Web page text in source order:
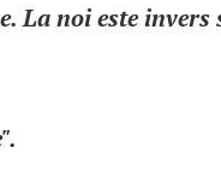
La noi este invers